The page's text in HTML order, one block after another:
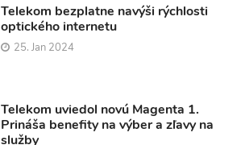
Telekom bezplatne navýši rýchlosti
optického internetu
25. Jan 2024
Telekom uviedol novú Magenta 1.
Prináša benefity na výber a zľavy na
služby